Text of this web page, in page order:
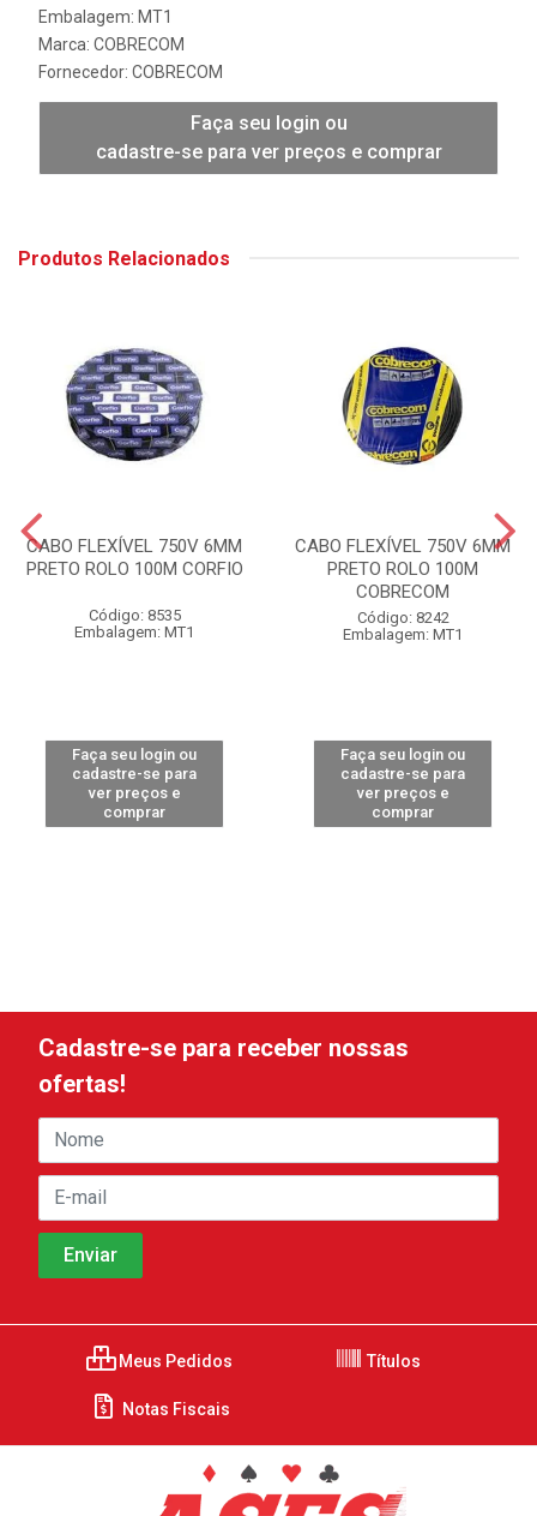
Embalagem: MT1
Marca: COBRECOM
Fornecedor: COBRECOM
Faça seu login ou
cadastre-se para ver preços e comprar
Produtos Relacionados
CABO FLEXÍVEL 750V 6MM
PRETO ROLO 100M CORFIO
Código: 8535
Embalagem: MT1
Faça seu login ou
cadastre-se para
ver preços e
comprar
CABO FLEXÍVEL 750V 6MM
PRETO ROLO 100M
COBRECOM
Código: 8242
Embalagem: MT1
Faça seu login ou
cadastre-se para
ver preços e
comprar
Cadastre-se para receber nossas
ofertas!
Meus Pedidos Títulos
Notas Fiscais